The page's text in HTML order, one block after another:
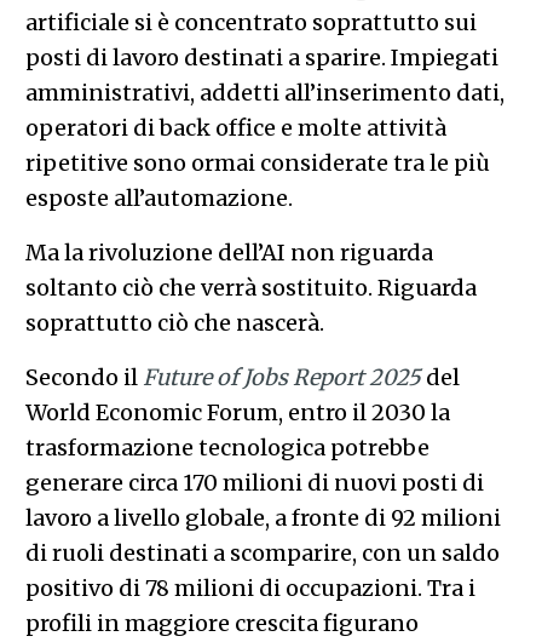
artificiale si è concentrato soprattutto sui
posti di lavoro destinati a sparire. Impiegati
amministrativi, addetti all’inserimento dati,
operatori di back office e molte attività
ripetitive sono ormai considerate tra le più
esposte all’automazione.
Ma la rivoluzione dell’AI non riguarda
soltanto ciò che verrà sostituito. Riguarda
soprattutto ciò che nascerà.
Secondo il Future of Jobs Report 2025del
World Economic Forum, entro il 2030 la
trasformazione tecnologica potrebbe
generare circa 170 milioni di nuovi posti di
lavoro a livello globale, a fronte di 92 milioni
di ruoli destinati a scomparire, con un saldo
positivo di 78 milioni di occupazioni. Tra i
profili in maggiore crescita figurano